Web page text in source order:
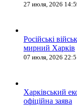
27 июля, 2026
Російські
мирний Харків
07 июля, 2026
Харківський
офіційна заява